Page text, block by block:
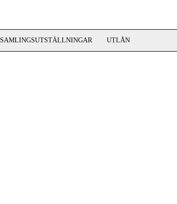
SAMLINGSUTSTÄLLNINGAR UTLÅN